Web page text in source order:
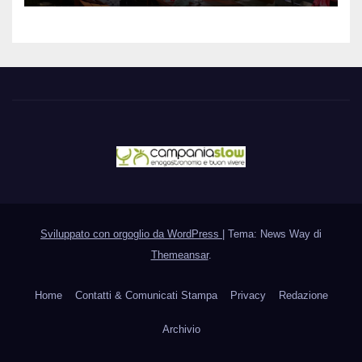
Sviluppato con orgoglio da WordPress
Tema: News Way di
Themeansar.
Home Contatti & Comunicati Stampa Privacy Redazione
Archivio